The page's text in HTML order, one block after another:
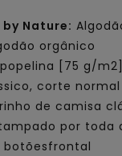
Nature:
orgânico
[75 g/m2]
corte
de camisa
por toda
botõesfrontal